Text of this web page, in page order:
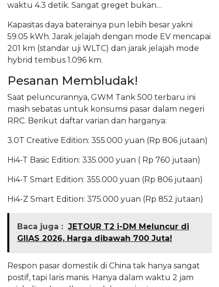
waktu 4.3 detik. Sangat greget bukan…
Kapasitas daya baterainya pun lebih besar yakni
59.05 kWh. Jarak jelajah dengan mode EV mencapai
201 km (standar uji WLTC) dan jarak jelajah mode
hybrid tembus 1.096 km.
Pesanan Membludak!
Saat peluncurannya, GWM Tank 500 terbaru ini
masih sebatas untuk konsumsi pasar dalam negeri
RRC. Berikut daftar varian dan harganya:
3.0T Creative Edition: 355.000 yuan (Rp 806 jutaan)
Hi4-T Basic Edition: 335.000 yuan ( Rp 760 jutaan)
Hi4-T Smart Edition: 355.000 yuan (Rp 806 jutaan)
Hi4-Z Smart Edition: 375.000 yuan (Rp 852 jutaan)
Baca juga : JETOUR T2 i-DM Meluncur di
GIIAS 2026, Harga dibawah 700 Juta!
Respon pasar domestik di China tak hanya sangat
postif, tapi laris manis. Hanya dalam waktu 2 jam